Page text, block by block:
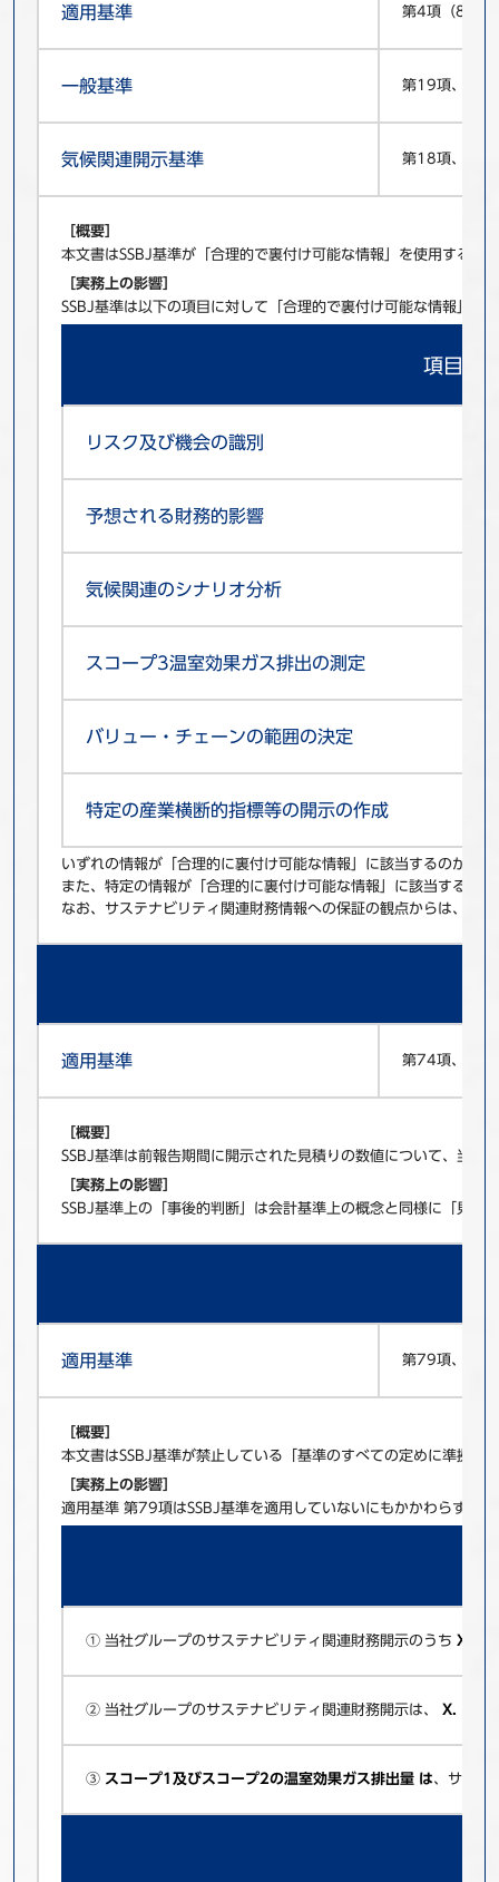
適用基準 第4項（8）
一般基準 第19項、
気候関連開示基準 第18項、第
［概要］
本文書はSSBJ基準が「合理的で裏付け可能な情報」を使用する
［実務上の影響］
SSBJ基準は以下の項目に対して「合理的で裏付け可能な情報」
項目
リスク及び機会の識別
予想される財務的影響
気候関連のシナリオ分析
スコープ3温室効果ガス排出の測定
バリュー・チェーンの範囲の決定
特定の産業横断的指標等の開示の作成
いずれの情報が「合理的に裏付け可能な情報」に該当するのかは
また、特定の情報が「合理的に裏付け可能な情報」に該当するか
なお、サステナビリティ関連財務情報への保証の観点からは、企
適用基準 第74項、第
［概要］
SSBJ基準は前報告期間に開示された見積りの数値について、当
［実務上の影響］
SSBJ基準上の「事後的判断」は会計基準上の概念と同様に「見
適用基準 第79項、
［概要］
本文書はSSBJ基準が禁止している「基準のすべての定めに準拠し
［実務上の影響］
適用基準 第79項はSSBJ基準を適用していないにもかかわらず
① 当社グループのサステナビリティ関連財務開示のうち X．ガ
② 当社グループのサステナビリティ関連財務開示は、 X．指標
③ スコープ1及びスコープ2の温室効果ガス排出量 は、サステ